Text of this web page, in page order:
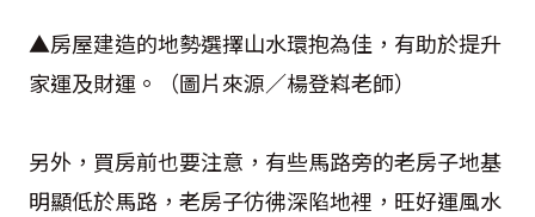
▲房屋建造的地勢選擇山水環抱為佳，有助於提升
家運及財運。（圖片來源／楊登嵙老師）
另外，買房前也要注意，有些馬路旁的老房子地基
明顯低於馬路，老房子彷彿深陷地裡，旺好運風水